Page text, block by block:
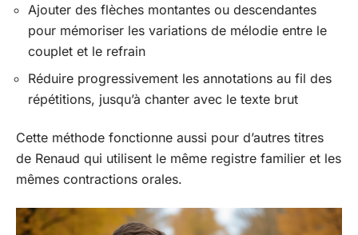
Ajouter des flèches montantes ou descendantes
pour mémoriser les variations de mélodie entre le
couplet et le refrain
Réduire progressivement les annotations au fil des
répétitions, jusqu’à chanter avec le texte brut
Cette méthode fonctionne aussi pour d’autres titres
de Renaud qui utilisent le même registre familier et les
mêmes contractions orales.